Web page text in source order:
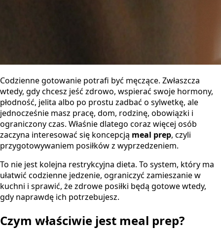
Codzienne gotowanie potrafi być męczące. Zwłaszcza
wtedy, gdy chcesz jeść zdrowo, wspierać swoje hormony,
płodność, jelita albo po prostu zadbać o sylwetkę, ale
jednocześnie masz pracę, dom, rodzinę, obowiązki i
ograniczony czas. Właśnie dlatego coraz więcej osób
zaczyna interesować się koncepcją meal prep, czyli
przygotowywaniem posiłków z wyprzedzeniem.
To nie jest kolejna restrykcyjna dieta. To system, który ma
ułatwić codzienne jedzenie, ograniczyć zamieszanie w
kuchni i sprawić, że zdrowe posiłki będą gotowe wtedy,
gdy naprawdę ich potrzebujesz.
Czym właściwie jest meal prep?